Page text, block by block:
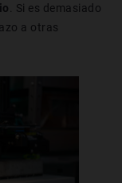
. Si es demasiado
a otras